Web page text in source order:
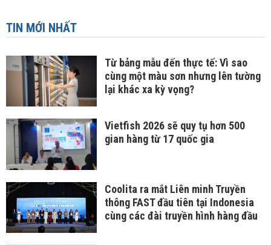
TIN MỚI NHẤT
Từ bảng mẫu đến thực tế: Vì sao
cùng một màu sơn nhưng lên tường
lại khác xa kỳ vọng?
Vietfish 2026 sẽ quy tụ hơn 500
gian hàng từ 17 quốc gia
Coolita ra mắt Liên minh Truyền
thông FAST đầu tiên tại Indonesia
cùng các đài truyền hình hàng đầu